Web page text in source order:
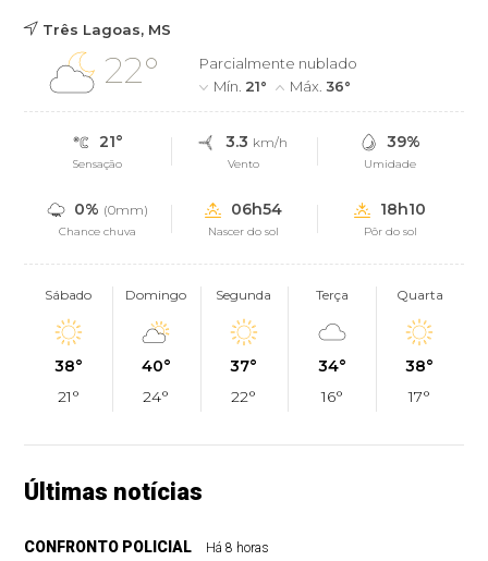
Três Lagoas, MS
22°
Parcialmente nublado
Mín. 21° Máx.36°
21°
Sensação
3.3 km/h
Vento
39%
Umidade
0% (0mm)
Chance chuva
06h54
Nascer do sol
18h10
Pôr do sol
Sábado
38°
21°
Domingo
40°
24°
Segunda
37°
22°
Terça
34°
16°
Quarta
38°
17°
Últimas notícias
CONFRONTO POLICIAL Há 8 horas